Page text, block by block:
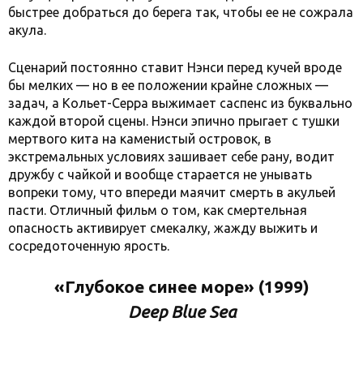
быстрее добраться до берега так, чтобы ее не сожрала
акула.
Сценарий постоянно ставит Нэнси перед кучей вроде
бы мелких — но в ее положении крайне сложных —
задач, а Кольет-Серра выжимает саспенс из буквально
каждой второй сцены. Нэнси эпично прыгает с тушки
мертвого кита на каменистый островок, в
экстремальных условиях зашивает себе рану, водит
дружбу с чайкой и вообще старается не унывать
вопреки тому, что впереди маячит смерть в акульей
пасти. Отличный фильм о том, как смертельная
опасность активирует смекалку, жажду выжить и
сосредоточенную ярость.
«Глубокое синее море» (1999)
Deep Blue Sea